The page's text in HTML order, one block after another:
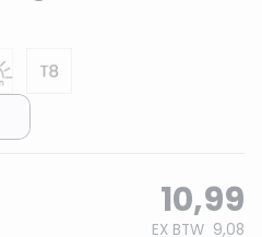
10,99
EX BTW 9,08